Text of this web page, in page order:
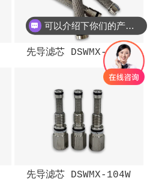
先导滤芯 DSWMX-110W
先导滤芯 DSWMX-104W
可以介绍下你们的产品么？